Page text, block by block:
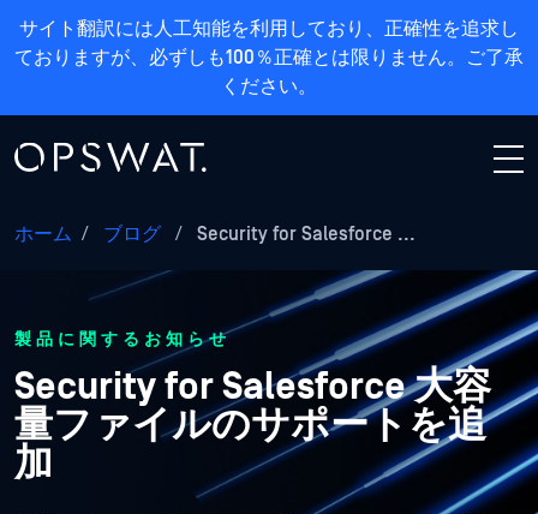
サイト翻訳には人工知能を利用しており、正確性を追求し
ておりますが、必ずしも100％正確とは限りません。ご了承
ください。
ホーム / ブログ / Security for Salesforce ...
製品に関するお知らせ
Security for Salesforce 大容
量ファイルのサポートを追
加